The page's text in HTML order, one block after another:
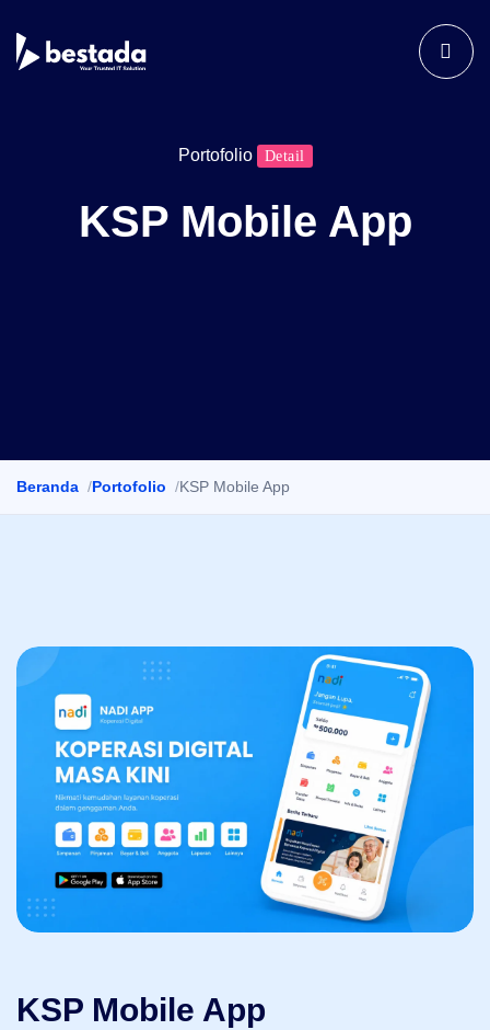
Portofolio Detail
KSP Mobile App
Beranda Portofolio KSP Mobile App
KSP Mobile App